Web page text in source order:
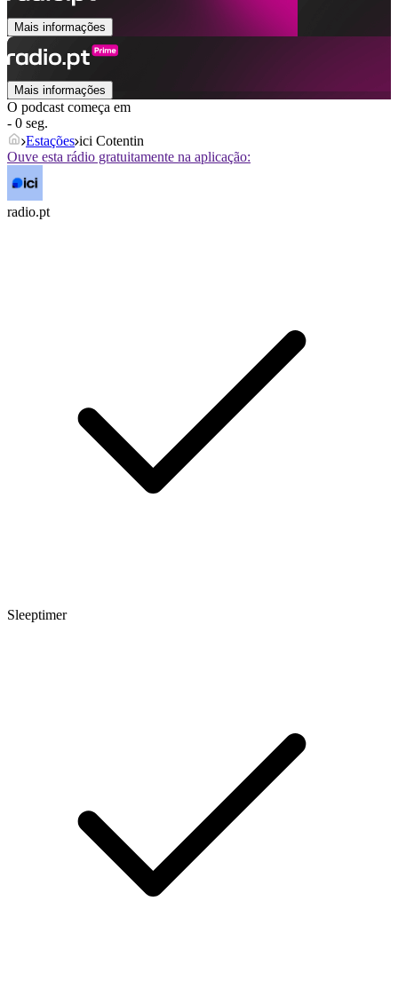
Mais informações
Mais informações
O podcast começa em
- 0 seg.
Estações ici Cotentin
Ouve esta rádio gratuitamente na aplicação:
radio.pt
Sleeptimer